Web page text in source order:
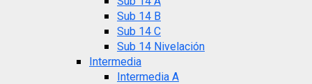
Sub 14 B
Sub 14 C
Sub 14 Nivelación
Intermedia
Intermedia A